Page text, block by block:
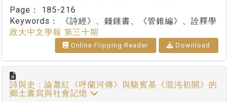
Page： 185-216
Keywords：
《詩經》、錢鍾書、《管錐編》、詮釋學
政大中文學報 第三十期
Online Flipping Reader Download
詩與史：論蕭紅《呼蘭河傳》與駱賓基《混沌初開》的
鄉土書寫與社會記憶